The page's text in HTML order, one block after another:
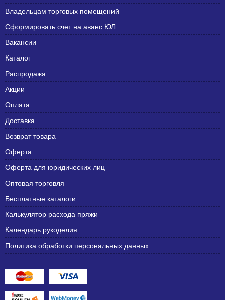
Владельцам торговых помещений
Сформировать счет на аванс ЮЛ
Вакансии
Каталог
Распродажа
Акции
Оплата
Доставка
Возврат товара
Оферта
Оферта для юридических лиц
Оптовая торговля
Бесплатные каталоги
Калькулятор расхода пряжи
Календарь рукоделия
Политика обработки персональных данных